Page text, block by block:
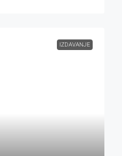
IZDAVANJE